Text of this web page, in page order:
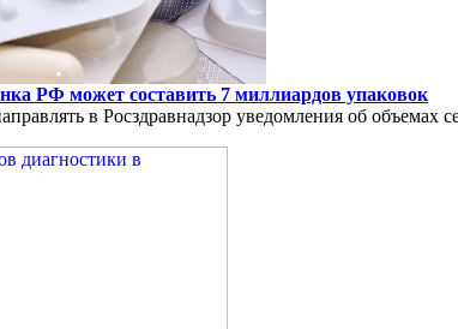
РФ может составить 7 миллиардов упаковок
в Росздравнадзор уведомления об